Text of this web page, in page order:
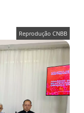
Reprodução CNBB